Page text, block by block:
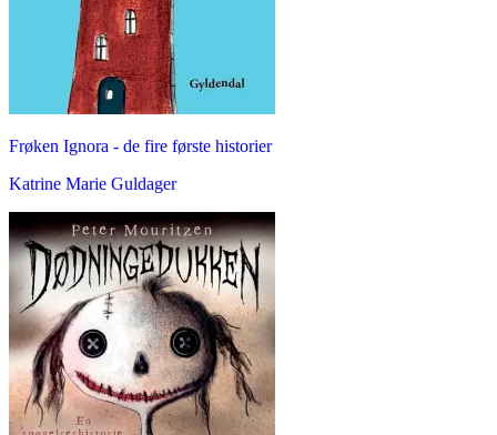
Frøken Ignora - de fire første historier
Katrine Marie Guldager